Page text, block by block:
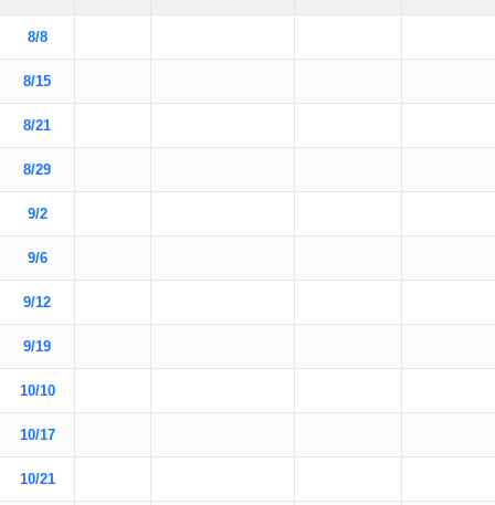
8/8
8/15
8/21
8/29
9/2
9/6
9/12
9/19
10/10
10/17
10/21